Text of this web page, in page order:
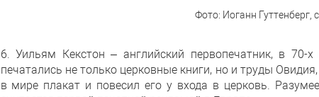
Фото: Иоганн
6. Уильям Кекстон – английский первопечатник, в
печатались не только церковные книги, но и труды
в мире плакат и повесил его у входа в церковь.